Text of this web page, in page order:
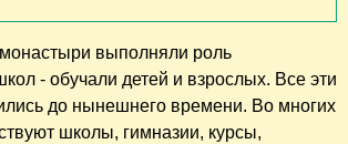
выполняли роль
- обучали детей и взрослых. Все эти
до нынешнего времени. Во многих
школы, гимназии, курсы,